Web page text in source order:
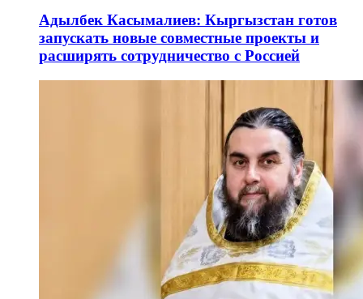
Адылбек Касымалиев: Кыргызстан готов
запускать новые совместные проекты и
расширять сотрудничество с Россией